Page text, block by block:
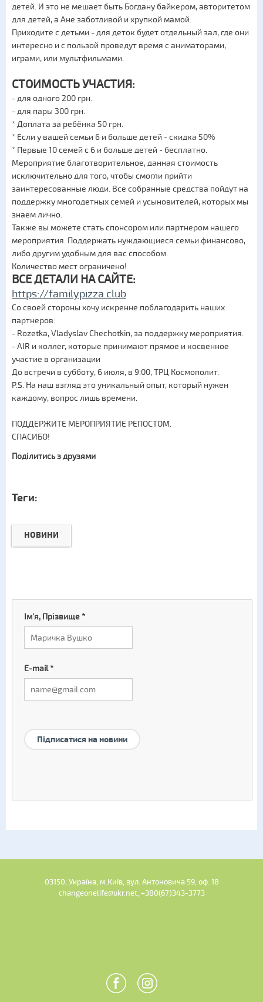
детей. И это не мешает быть Богдану байкером, авторитетом
для детей, а Ане заботливой и хрупкой мамой.
Приходите с детьми - для деток будет отдельный зал, где они
интересно и с пользой проведут время с аниматорами,
играми, или мультфильмами.
СТОИМОСТЬ УЧАСТИЯ:
- для одного 200 грн.
- для пары 300 грн.
* Доплата за ребёнка 50 грн.
* Если у вашей семьи 6 и больше детей - скидка 50%
* Первые 10 семей с 6 и больше детей - бесплатно.
Мероприятие благотворительное, данная стоимость
исключительно для того, чтобы смогли прийти
заинтересованные люди. Все собранные средства пойдут на
поддержку многодетных семей и усыновителей, которых мы
знаем лично.
Также вы можете стать спонсором или партнером нашего
мероприятия. Поддержать нуждающиеся семьи финансово,
либо другим удобным для вас способом.
Количество мест ограничено!
ВСЕ ДЕТАЛИ НА САЙТЕ:
https://familypizza.club
Со своей стороны хочу искренне поблагодарить наших
партнеров:
- Rozetka, Vladyslav Chechotkin, за поддержку мероприятия.
- AIR и коллег, которые принимают прямое и косвенное
участие в организации
До встречи в субботу, 6 июля, в 9:00, ТРЦ Космополит.
P.S. На наш взгляд это уникальный опыт, который нужен
каждому, вопрос лишь времени.
ПОДДЕРЖИТЕ МЕРОПРИЯТИЕ РЕПОСТОМ.
СПАСИБО!
Поділитись з друзями
Теги:
НОВИНИ
Ім'я, Прізвище*
E-mail*
Підписатися на новини
03150, Україна, м.Київ, вул. Антоновича 59, оф. 18
changeonelife@ukr.net, +380(67)343-3773